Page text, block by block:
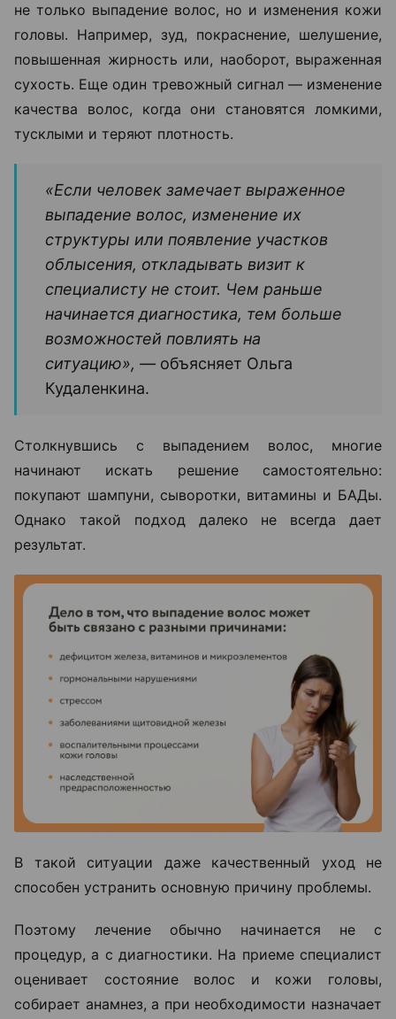
не только выпадение волос, но и изменения кожи
головы. Например, зуд, покраснение, шелушение,
повышенная жирность или, наоборот, выраженная
сухость. Еще один тревожный сигнал — изменение
качества волос, когда они становятся ломкими,
тусклыми и теряют плотность.
«Если человек замечает выраженное
выпадение волос, изменение их
структуры или появление участков
облысения, откладывать визит к
специалисту не стоит. Чем раньше
начинается диагностика, тем больше
возможностей повлиять на
ситуацию», — объясняет Ольга
Кудаленкина.
Столкнувшись с выпадением волос, многие
начинают искать решение самостоятельно:
покупают шампуни, сыворотки, витамины и БАДы.
Однако такой подход далеко не всегда дает
результат.
В такой ситуации даже качественный уход не
способен устранить основную причину проблемы.
Поэтому лечение обычно начинается не с
процедур, а с диагностики. На приеме специалист
оценивает состояние волос и кожи головы,
собирает анамнез, а при необходимости назначает